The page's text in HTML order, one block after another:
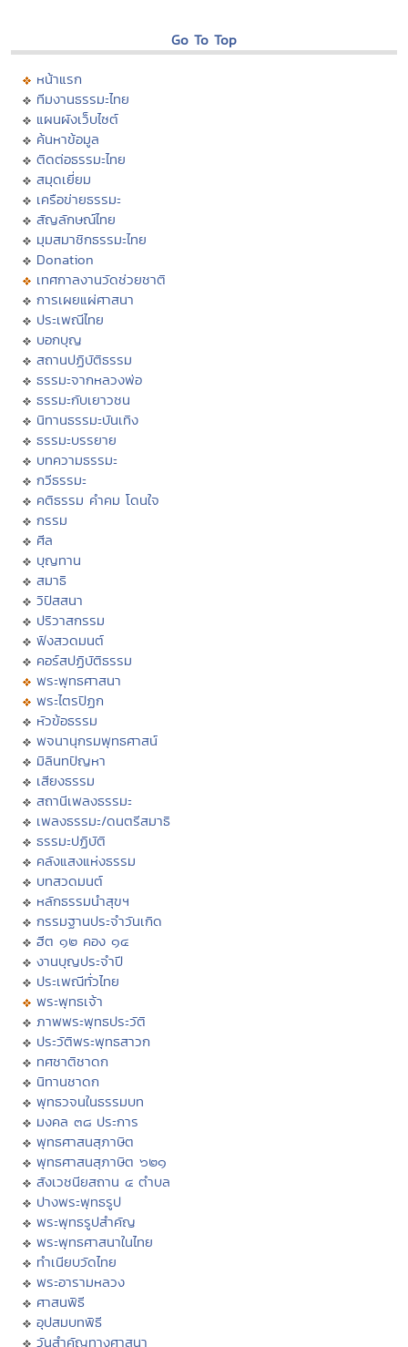
Go To Top
หน้าแรก
ทีมงานธรรมะไทย
แผนผังเว็บไซต์
ค้นหาข้อมูล
ติดต่อธรรมะไทย
สมุดเยี่ยม
เครือข่ายธรรมะ
สัญลักษณ์ไทย
มุมสมาชิกธรรมะไทย
Donation
เทศกาลงานวัดช่วยชาติ
การเผยแผ่ศาสนา
ประเพณีไทย
บอกบุญ
สถานปฏิบัติธรรม
ธรรมะจากหลวงพ่อ
ธรรมะกับเยาวชน
นิทานธรรมะบันเทิง
ธรรมะบรรยาย
บทความธรรมะ
กวีธรรมะ
คติธรรม คำคม โดนใจ
กรรม
ศีล
บุญทาน
สมาธิ
วิปัสสนา
ปริวาสกรรม
ฟังสวดมนต์
คอร์สปฏิบัติธรรม
พระพุทธศาสนา
พระไตรปิฏก
หัวข้อธรรม
พจนานุกรมพุทธศาสน์
มิลินทปัญหา
เสียงธรรม
สถานีเพลงธรรมะ
เพลงธรรมะ/ดนตรีสมาธิ
ธรรมะปฏิบัติ
คลังแสงแห่งธรรม
บทสวดมนต์
หลักธรรมนำสุขฯ
กรรมฐานประจำวันเกิด
ฮีต ๑๒ คอง ๑๔
งานบุญประจำปี
ประเพณีทั่วไทย
พระพุทธเจ้า
ภาพพระพุทธประวัติ
ประวัติพระพุทธสาวก
ทศชาติชาดก
นิทานชาดก
พุทธวจนในธรรมบท
มงคล ๓๘ ประการ
พุทธศาสนสุภาษิต
พุทธศาสนสุภาษิต ๖๒๑
สังเวชนียสถาน ๔ ตำบล
ปางพระพุทธรูป
พระพุทธรูปสำคัญ
พระพุทธศาสนาในไทย
ทำเนียบวัดไทย
พระอารามหลวง
ศาสนพิธี
อุปสมบทพิธี
วันสำคัญทางศาสนา